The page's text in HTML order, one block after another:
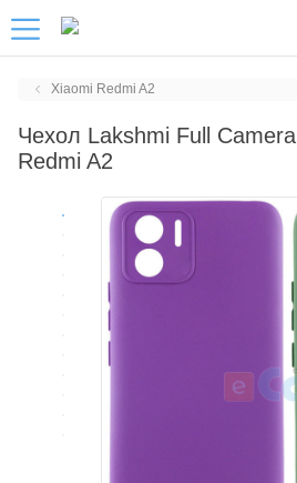
Xiaomi Redmi A2
Чехол Lakshmi Full
Redmi A2